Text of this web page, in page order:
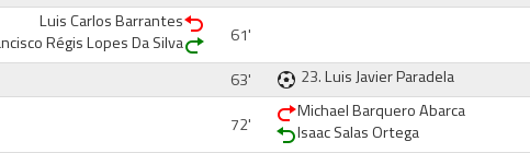
Luis Carlos Barrantes
Régis Lopes Da Silva
61'
63'
23.Luis Javier Paradela
72'
Michael Barquero Abarca
Isaac Salas Ortega